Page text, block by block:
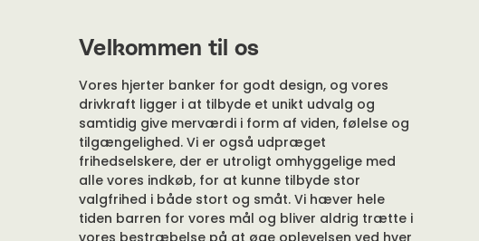
Velkommen til os
Vores hjerter banker for godt design, og vores
drivkraft ligger i at tilbyde et unikt udvalg og
samtidig give merværdi i form af viden, følelse og
tilgængelighed. Vi er også udpræget
frihedselskere, der er utroligt omhyggelige med
alle vores indkøb, for at kunne tilbyde stor
valgfrihed i både stort og småt. Vi hæver hele
tiden barren for vores mål og bliver aldrig trætte i
vores bestræbelse på at øge oplevelsen ved hver